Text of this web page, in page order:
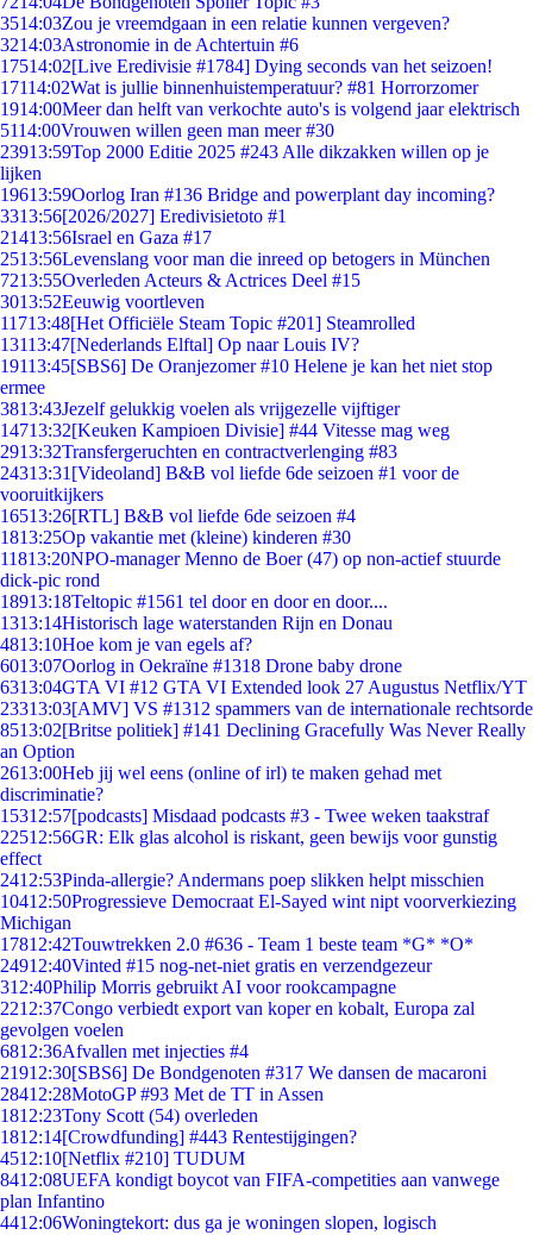
3514:03Zou je vreemdgaan in een relatie kunnen vergeven?
3214:03Astronomie in de Achtertuin #6
17514:02[Live Eredivisie #1784] Dying seconds van het seizoen!
17114:02Wat is jullie binnenhuistemperatuur? #81 Horrorzomer
1914:00Meer dan helft van verkochte auto's is volgend jaar elektrisch
5114:00Vrouwen willen geen man meer #30
23913:59Top 2000 Editie 2025 #243 Alle dikzakken willen op je
lijken
19613:59Oorlog Iran #136 Bridge and powerplant day incoming?
3313:56[2026/2027] Eredivisietoto #1
21413:56Israel en Gaza #17
2513:56Levenslang voor man die inreed op betogers in München
7213:55Overleden Acteurs & Actrices Deel #15
3013:52Eeuwig voortleven
11713:48[Het Officiële Steam Topic #201] Steamrolled
13113:47[Nederlands Elftal] Op naar Louis IV?
19113:45[SBS6] De Oranjezomer #10 Helene je kan het niet stop
ermee
3813:43Jezelf gelukkig voelen als vrijgezelle vijftiger
14713:32[Keuken Kampioen Divisie] #44 Vitesse mag weg
2913:32Transfergeruchten en contractverlenging #83
24313:31 [Videoland] B&B vol liefde 6de seizoen #1 voor de
vooruitkijkers
16513:26[RTL] B&B vol liefde 6de seizoen #4
1813:25Op vakantie met (kleine) kinderen #30
11813:20NPO-manager Menno de Boer (47) op non-actief stuurde
dick-pic rond
18913:18Teltopic #1561 tel door en door en door....
1313:14Historisch lage waterstanden Rijn en Donau
4813:10Hoe kom je van egels af?
6013:07Oorlog in Oekraïne #1318 Drone baby drone
6313:04GTA VI #12 GTA VI Extended look 27 Augustus Netflix/YT
23313:03[AMV] VS #1312 spammers van de internationale rechtsorde
8513:02[Britse politiek] #141 Declining Gracefully Was Never Really
an Option
2613:00Heb jij wel eens (online of irl) te maken gehad met
discriminatie?
15312:57[podcasts] Misdaad podcasts #3 - Twee weken taakstraf
22512:56GR: Elk glas alcohol is riskant, geen bewijs voor gunstig
effect
2412:53Pinda-allergie? Andermans poep slikken helpt misschien
10412:50Progressieve Democraat El-Sayed wint nipt voorverkiezing
Michigan
17812:42Touwtrekken 2.0 #636 - Team 1 beste team *G* *O*
24912:40Vinted #15 nog-net-niet gratis en verzendgezeur
312:40Philip Morris gebruikt AI voor rookcampagne
2212:37Congo verbiedt export van koper en kobalt, Europa zal
gevolgen voelen
6812:36Afvallen met injecties #4
21912:30[SBS6] De Bondgenoten #317 We dansen de macaroni
28412:28MotoGP #93 Met de TT in Assen
1812:23Tony Scott (54) overleden
1812:14[Crowdfunding] #443 Rentestijgingen?
4512:10[Netflix #210] TUDUM
8412:08UEFA kondigt boycot van FIFA-competities aan vanwege
plan Infantino
4412:06Woningtekort: dus ga je woningen slopen, logisch